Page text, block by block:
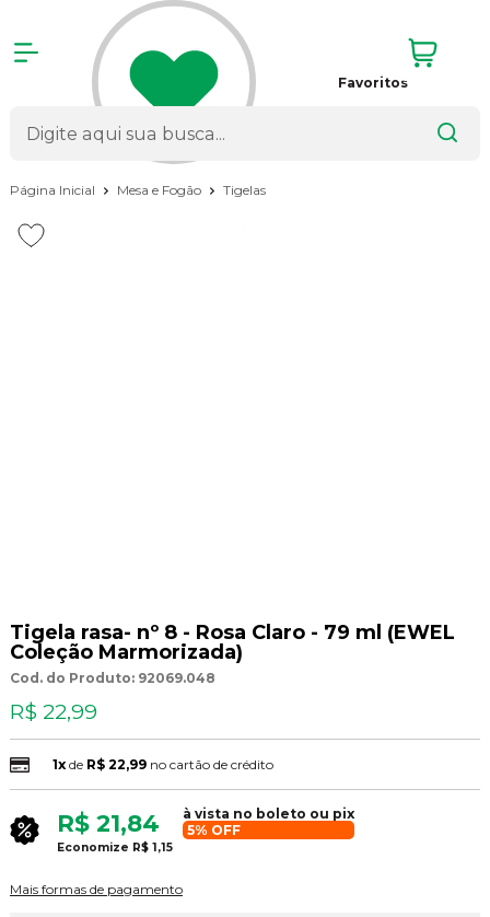
Favoritos
Página Inicial Mesa e Fogão Tigelas
Tigela rasa- nº 8 - Rosa Claro - 79 ml (EWEL
Coleção Marmorizada)
Cod. do Produto: 92069.048
R$ 22,99
1xde R$ 22,99 no cartão de crédito
R$ 21,84
à vista no boleto ou pix
5% OFF
Economize R$ 1,15
Mais formas de pagamento